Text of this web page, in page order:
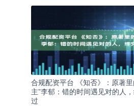
合规配资平台 《知否》：原著里
主”李郁：错的时间遇见对的人
过